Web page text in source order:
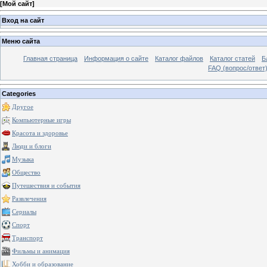
[Мой сайт]
Вход на сайт
Меню сайта
Главная страница Информация о сайте Каталог файлов Каталог статей
FAQ (вопрос/ответ)
Categories
Другое
Компьютерные игры
Красота и здоровье
Люди и блоги
Музыка
Общество
Путешествия и события
Развлечения
Сериалы
Спорт
Транспорт
Фильмы и анимация
Хобби и образование